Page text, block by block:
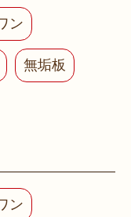
ン
無垢板
ン